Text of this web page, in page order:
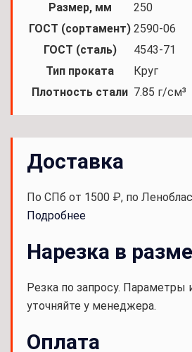
Размер, мм
250
ГОСТ (сортамент) 2590-06
ГОСТ (сталь)
4543-71
Тип проката
Круг
Плотность стали 7.85 г/см³
Доставка
По СПб от 1500 ₽, по
Подробнее
Нарезка в
Резка по запросу. Параметры
уточняйте у менеджера.
Оплата